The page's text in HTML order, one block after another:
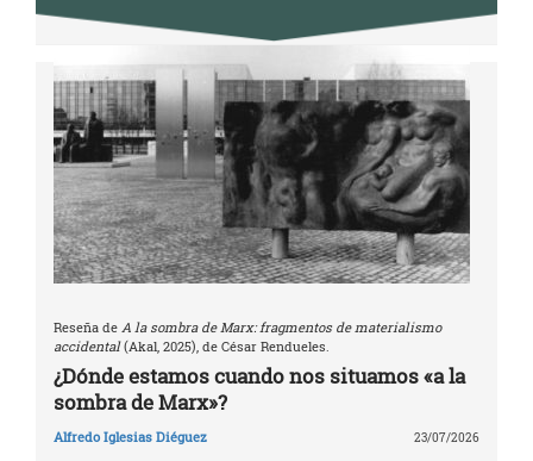
Reseña de A la sombra de Marx: fragmentos de materialismo
accidental(Akal, 2025), de César Rendueles.
¿Dónde estamos cuando nos situamos «a la
sombra de Marx»?
Alfredo Iglesias Diéguez 23/07/2026